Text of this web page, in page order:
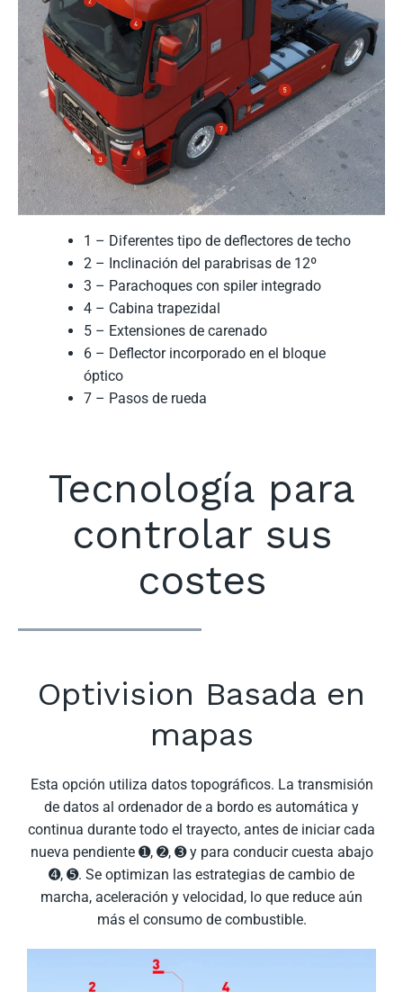
1 – Diferentes tipo de deflectores de techo
2 – Inclinación del parabrisas de 12º
3 – Parachoques con spiler integrado
4 – Cabina trapezidal
5 – Extensiones de carenado
6 – Deflector incorporado en el bloque
óptico
7 – Pasos de rueda
Tecnología para
controlar sus
costes
Optivision Basada en
mapas
Esta opción utiliza datos topográficos. La transmisión
de datos al ordenador de a bordo es automática y
continua durante todo el trayecto, antes de iniciar cada
nueva pendiente ➊, ➋, ➌ y para conducir cuesta abajo
➍, ➎. Se optimizan las estrategias de cambio de
marcha, aceleración y velocidad, lo que reduce aún
más el consumo de combustible.